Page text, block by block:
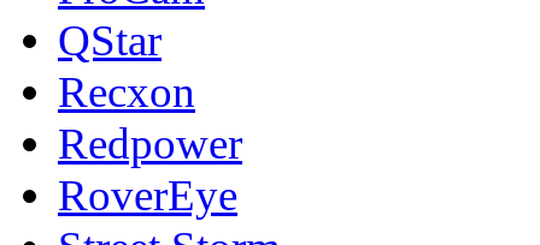
QStar
Recxon
Redpower
RoverEye